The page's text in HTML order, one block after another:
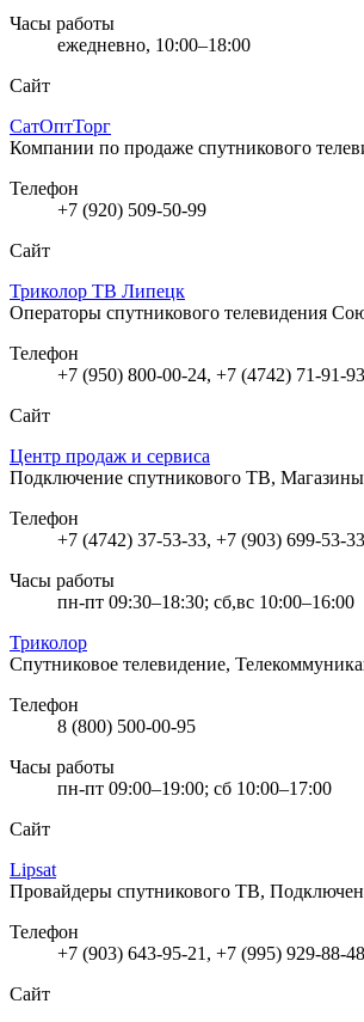
Часы работы
ежедневно, 10:00–18:00
Сайт
СатОптТорг
Компании по продаже спутникового
Телефон
+7 (920) 509-50-99
Сайт
Триколор ТВ Липецк
Операторы спутникового телевидения
Телефон
+7 (950) 800-00-24, +7 (4742) 71-91-
Сайт
Центр продаж и сервиса
Подключение спутникового ТВ,
Телефон
+7 (4742) 37-53-33, +7 (903) 699-53-
Часы работы
пн-пт 09:30–18:30; сб,вс 10:00–16:00
Триколор
Спутниковое телевидение,
Телефон
8 (800) 500-00-95
Часы работы
пн-пт 09:00–19:00; сб 10:00–17:00
Сайт
Lipsat
Провайдеры спутникового ТВ,
Телефон
+7 (903) 643-95-21, +7 (995) 929-88-48
Сайт